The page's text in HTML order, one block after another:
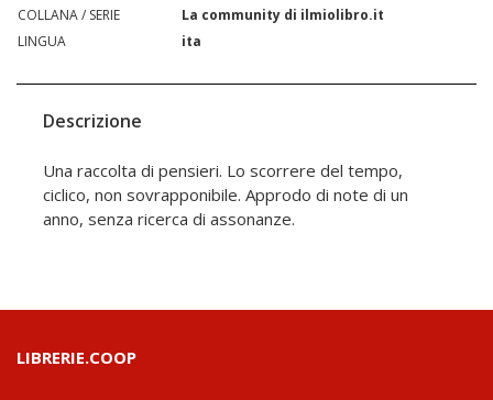
COLLANA / SERIE
La community di ilmiolibro.it
LINGUA
ita
Descrizione
Una raccolta di pensieri. Lo scorrere del tempo,
ciclico, non sovrapponibile. Approdo di note di un
anno, senza ricerca di assonanze.
LIBRERIE.COOP